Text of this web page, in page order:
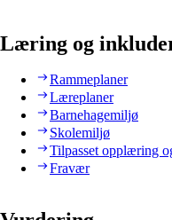
Læring og
Rammeplaner
Læreplaner
Barnehagemiljø
Skolemiljø
Tilpasset opplæring
Fravær